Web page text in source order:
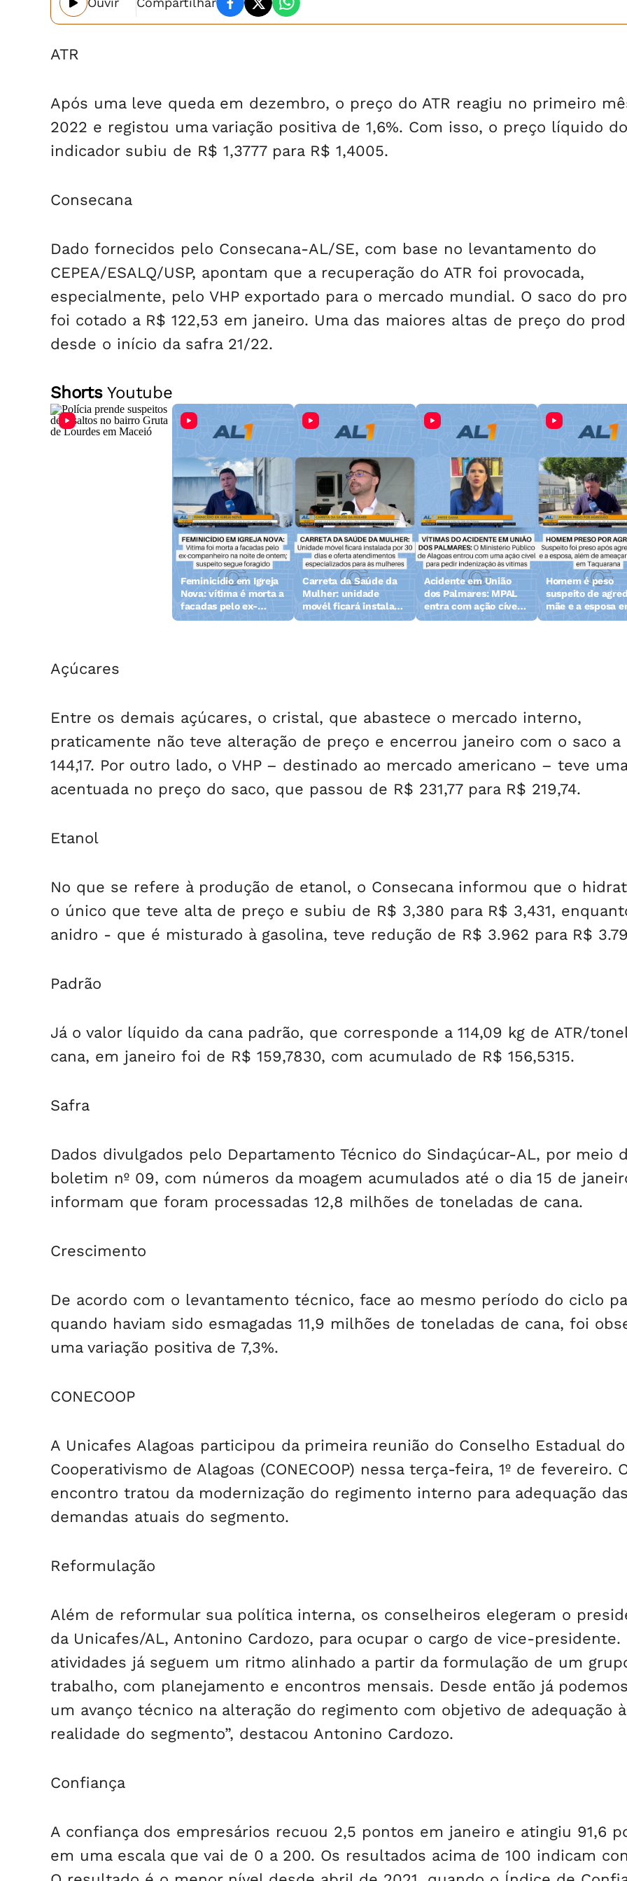
ATR
Após uma leve queda em dezembro, o preço do ATR reagiu no primeiro
2022 e registou uma variação positiva de 1,6%. Com isso, o preço líquido do
indicador subiu de R$ 1,3777 para R$ 1,4005.
Consecana
Dado fornecidos pelo Consecana-AL/SE, com base no levantamento do
CEPEA/ESALQ/USP, apontam que a recuperação do ATR foi provocada,
especialmente, pelo VHP exportado para o mercado mundial. O saco do
foi cotado a R$ 122,53 em janeiro. Uma das maiores altas de preço do
desde o início da safra 21/22.
ShortsYoutube
Feminicídio em Igreja
Nova: vítima é morta a
facadas pelo ex-
companheiro
Carreta da Saúde da
Mulher: unidade
movél ficará instalada
por 30 dias em Maceió
Acidente em União
dos Palmares: MPAL
entra com ação cível
para pedir
Homem é peso
suspeito de
mãe e a esposa
Taquarana
Açúcares
Entre os demais açúcares, o cristal, que abastece o mercado interno,
praticamente não teve alteração de preço e encerrou janeiro com o saco a
144,17. Por outro lado, o VHP – destinado ao mercado americano – teve
acentuada no preço do saco, que passou de R$ 231,77 para R$ 219,74.
Etanol
No que se refere à produção de etanol, o Consecana informou que o
o único que teve alta de preço e subiu de R$ 3,380 para R$ 3,431,
anidro - que é misturado à gasolina, teve redução de R$ 3.962 para R$
Padrão
Já o valor líquido da cana padrão, que corresponde a 114,09 kg de ATR/
cana, em janeiro foi de R$ 159,7830, com acumulado de R$ 156,5315.
Safra
Dados divulgados pelo Departamento Técnico do Sindaçúcar-AL, por meio
boletim nº 09, com números da moagem acumulados até o dia 15 de
informam que foram processadas 12,8 milhões de toneladas de cana.
Crescimento
De acordo com o levantamento técnico, face ao mesmo período do ciclo
quando haviam sido esmagadas 11,9 milhões de toneladas de cana, foi
uma variação positiva de 7,3%.
CONECOOP
A Unicafes Alagoas participou da primeira reunião do Conselho Estadual do
Cooperativismo de Alagoas (CONECOOP) nessa terça-feira, 1º de fevereiro.
encontro tratou da modernização do regimento interno para adequação das
demandas atuais do segmento.
Reformulação
Além de reformular sua política interna, os conselheiros elegeram o
da Unicafes/AL, Antonino Cardozo, para ocupar o cargo de vice-presidente.
atividades já seguem um ritmo alinhado a partir da formulação de um
trabalho, com planejamento e encontros mensais. Desde então já
um avanço técnico na alteração do regimento com objetivo de adequação
realidade do segmento”, destacou Antonino Cardozo.
Confiança
A confiança dos empresários recuou 2,5 pontos em janeiro e atingiu 91,6
em uma escala que vai de 0 a 200. Os resultados acima de 100 indicam